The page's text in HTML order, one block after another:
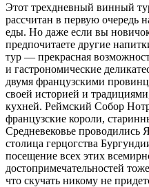
Этот трехдневный винный
рассчитан в первую очередь
еды. Но даже если вы
предпочитаете другие
тур — прекрасная
и гастрономические
двумя французскими
своей историей и
кухней. Реймский Собор
французские короли,
Средневековье
столица герцогства
посещение всех этих
достопримечательностей
что скучать никому не